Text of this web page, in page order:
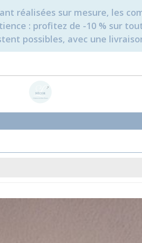
réalisées sur mesure, les
: profitez de -10 % sur tout
possibles, avec une